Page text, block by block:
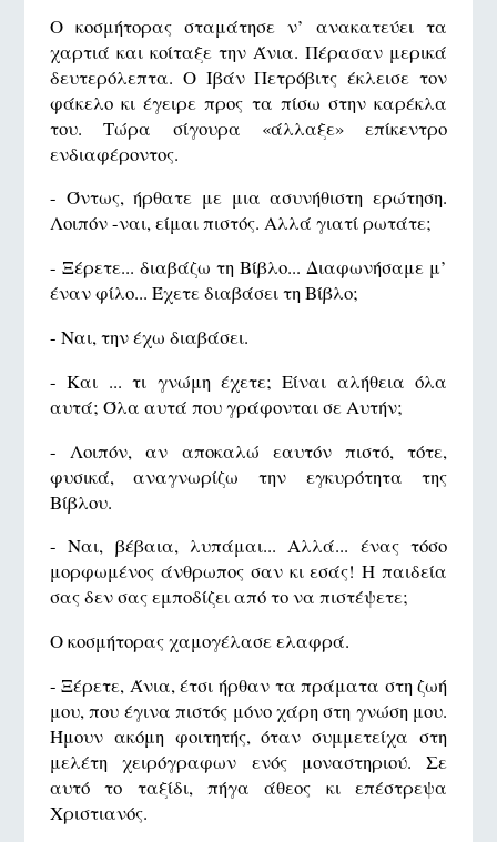
Ο κοσμήτορας σταμάτησε ν’ ανακατεύει τα
χαρτιά και κοίταξε την Άνια. Πέρασαν μερικά
δευτερόλεπτα. Ο Ιβάν Πετρόβιτς έκλεισε τον
φάκελο κι έγειρε προς τα πίσω στην καρέκλα
του. Τώρα σίγουρα «άλλαξε» επίκεντρο
ενδιαφέροντος.
- Όντως, ήρθατε με μια ασυνήθιστη ερώτηση.
Λοιπόν -ναι, είμαι πιστός. Αλλά γιατί ρωτάτε;
- Ξέρετε... διαβάζω τη Βίβλο... Διαφωνήσαμε μ’
έναν φίλο... Έχετε διαβάσει τη Βίβλο;
- Ναι, την έχω διαβάσει.
- Και ... τι γνώμη έχετε; Είναι αλήθεια όλα
αυτά; Όλα αυτά που γράφονται σε Αυτήν;
- Λοιπόν, αν αποκαλώ εαυτόν πιστό, τότε,
φυσικά, αναγνωρίζω την εγκυρότητα της
Βίβλου.
- Ναι, βέβαια, λυπάμαι... Αλλά... ένας τόσο
μορφωμένος άνθρωπος σαν κι εσάς! Η παιδεία
σας δεν σας εμποδίζει από το να πιστέψετε;
Ο κοσμήτορας χαμογέλασε ελαφρά.
- Ξέρετε, Άνια, έτσι ήρθαν τα πράματα στη ζωή
μου, που έγινα πιστός μόνο χάρη στη γνώση μου.
Ήμουν ακόμη φοιτητής, όταν συμμετείχα στη
μελέτη χειρόγραφων ενός μοναστηριού. Σε
αυτό το ταξίδι, πήγα άθεος κι επέστρεψα
Χριστιανός.